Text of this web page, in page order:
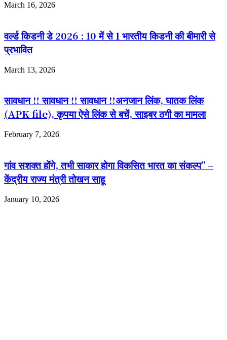
March 16, 2026
वर्ल्ड किडनी डे 2026 : 10 में से 1 भारतीय किडनी की बीमारी से
प्रभावित
March 13, 2026
सावधान ‼️ सावधान ‼️ सावधान ‼️अनजान लिंक, घातक लिंक
(APK file), कृपया ऐसे लिंक से बचें, साइबर ठगी का मामला
February 7, 2026
गांव सशक्त होंगे, तभी साकार होगा विकसित भारत का संकल्प” –
केंद्रीय राज्य मंत्री तोखन साहू
January 10, 2026